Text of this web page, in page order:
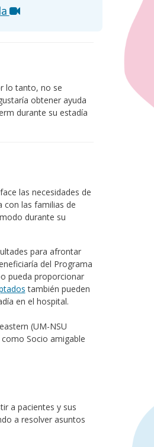
lo tanto, no se
obtener ayuda
durante su estadía
las necesidades de
con las familias de
durante su
para afrontar
del Programa
pueda proporcionar
también pueden
en el hospital.
(UM-NSU
Socio amigable
a pacientes y sus
a resolver asuntos